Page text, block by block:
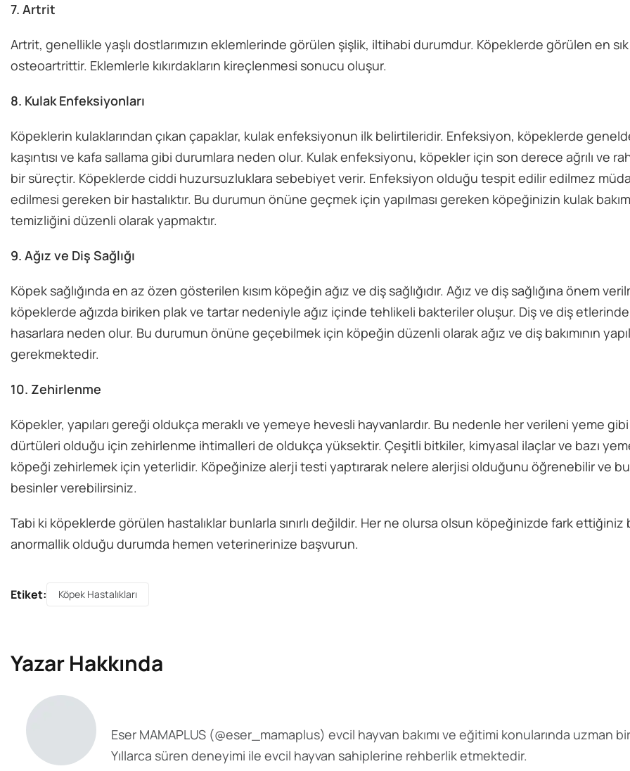
7. Artrit
Artrit, genellikle yaşlı dostlarımızın eklemlerinde görülen şişlik, iltihabi durumdur. Köpeklerde görülen en
osteoartrittir. Eklemlerle kıkırdakların kireçlenmesi sonucu oluşur.
8. Kulak Enfeksiyonları
Köpeklerin kulaklarından çıkan çapaklar, kulak enfeksiyonun ilk belirtileridir. Enfeksiyon, köpeklerde
kaşıntısı ve kafa sallama gibi durumlara neden olur. Kulak enfeksiyonu, köpekler için son derece ağrılı ve
bir süreçtir. Köpeklerde ciddi huzursuzluklara sebebiyet verir. Enfeksiyon olduğu tespit edilir edilmez
edilmesi gereken bir hastalıktır. Bu durumun önüne geçmek için yapılması gereken köpeğinizin kulak
temizliğini düzenli olarak yapmaktır.
9. Ağız ve Diş Sağlığı
Köpek sağlığında en az özen gösterilen kısım köpeğin ağız ve diş sağlığıdır. Ağız ve diş sağlığına önem
köpeklerde ağızda biriken plak ve tartar nedeniyle ağız içinde tehlikeli bakteriler oluşur. Diş ve diş etlerinde
hasarlara neden olur. Bu durumun önüne geçebilmek için köpeğin düzenli olarak ağız ve diş bakımının
gerekmektedir.
10. Zehirlenme
Köpekler, yapıları gereği oldukça meraklı ve yemeye hevesli hayvanlardır. Bu nedenle her verileni yeme
dürtüleri olduğu için zehirlenme ihtimalleri de oldukça yüksektir. Çeşitli bitkiler, kimyasal ilaçlar ve bazı
köpeği zehirlemek için yeterlidir. Köpeğinize alerji testi yaptırarak nelere alerjisi olduğunu öğrenebilir ve
besinler verebilirsiniz.
Tabi ki köpeklerde görülen hastalıklar bunlarla sınırlı değildir. Her ne olursa olsun köpeğinizde fark ettiğiniz
anormallik olduğu durumda hemen veterinerinize başvurun.
Etiket: Köpek Hastalıkları
Yazar Hakkında
Eser MAMAPLUS (@eser_mamaplus) evcil hayvan bakımı ve eğitimi konularında uzman
Yıllarca süren deneyimi ile evcil hayvan sahiplerine rehberlik etmektedir.